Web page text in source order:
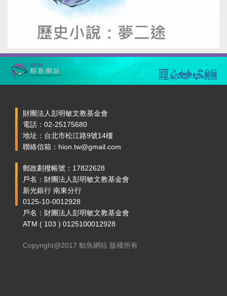
財團法人彭明敏文教基金會
電話：02-25175680
地址：台北市松江路9號14樓
聯絡信箱：hion.tw@gmail.com
郵政劃撥帳號：17822628
戶名：財團法人彭明敏文教基金會
新光銀行 南東分行
0125-10-0012928
戶名：財團法人彭明敏文教基金會
ATM ( 103 ) 0125100012928
Copyright@2017 鯨魚網站 版權所有